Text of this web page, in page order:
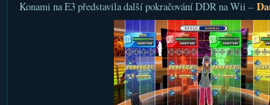
Konami na E3 představila další pokračování DDR na Wii –